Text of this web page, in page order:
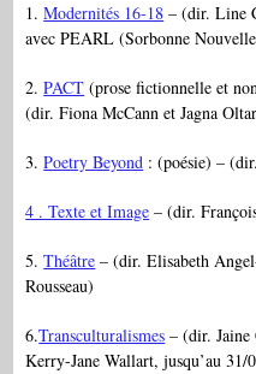
1.Modernités 16-18 – (dir. Line
avec PEARL (Sorbonne
2.PACT (prose fictionnelle et
(dir. Fiona McCann et Jagna
3.Poetry Beyond : (poésie) –
4 . Texte et Image – (dir.
5.Théâtre – (dir. Elisabeth
Rousseau)
6.Transculturalismes – (dir. Jaine
Kerry-Jane Wallart, jusqu’au 31/